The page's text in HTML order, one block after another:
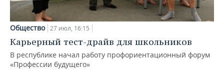
Общество 27 июл, 16:15
Карьерный тест-драйв для школьников
В республике начал работу профориентационный форум
«Профессии будущего»